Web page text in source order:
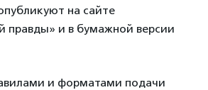
на сайте
правды» и в бумажной версии
и форматами подачи